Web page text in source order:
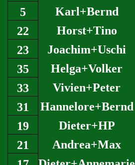
5
Karl+Bernd
22
Horst+Tino
23
Joachim+Uschi
35
Helga+Volker
33
Vivien+Peter
31
Hannelore+Bernd
19
Dieter+HP
21
Andrea+Max